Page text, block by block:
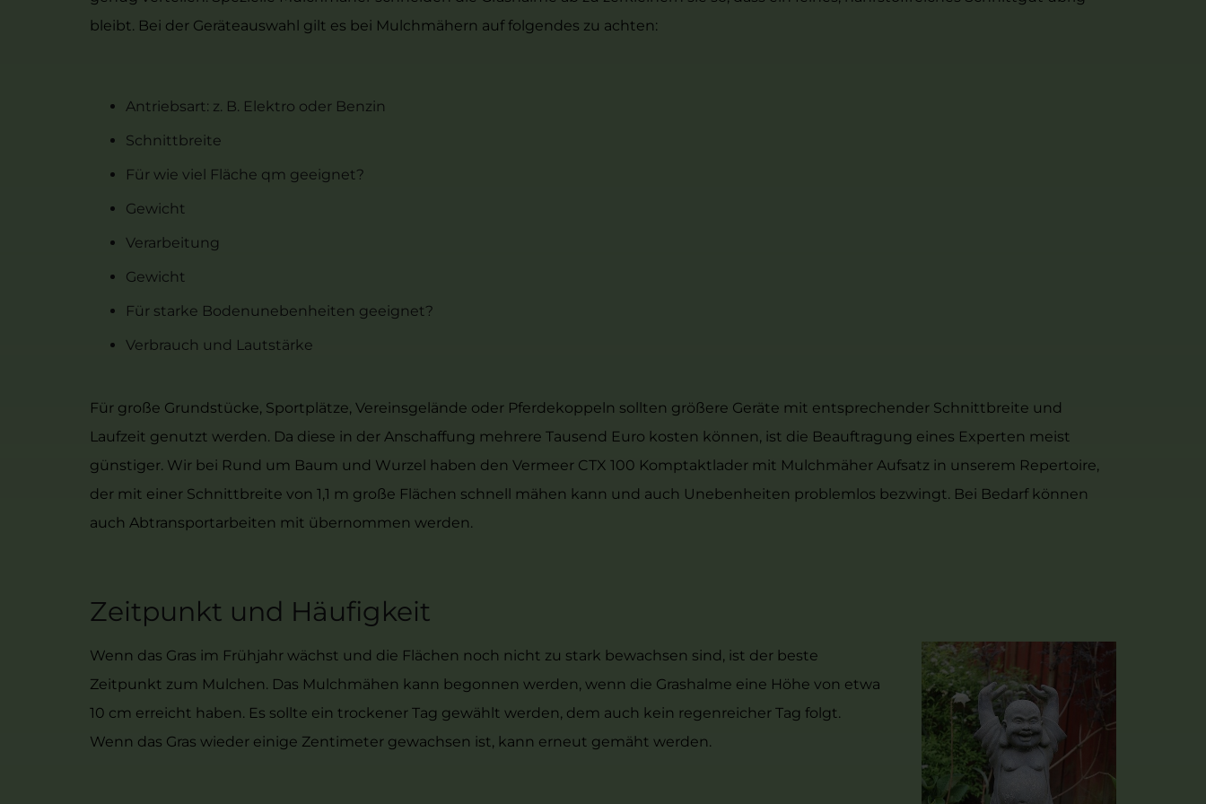
bleibt. Bei der Geräteauswahl gilt es bei Mulchmähern auf folgendes zu achten:
Antriebsart: z. B. Elektro oder Benzin
Schnittbreite
Für wie viel Fläche qm geeignet?
Gewicht
Verarbeitung
Gewicht
Für starke Bodenunebenheiten geeignet?
Verbrauch und Lautstärke
Für große Grundstücke, Sportplätze, Vereinsgelände oder Pferdekoppeln sollten größere Geräte mit entsprechender Schnittbreite und
Laufzeit genutzt werden. Da diese in der Anschaffung mehrere Tausend Euro kosten können, ist die Beauftragung eines Experten meist
günstiger. Wir bei Rund um Baum und Wurzel haben den Vermeer CTX 100 Komptaktlader mit Mulchmäher Aufsatz in unserem Repertoire,
der mit einer Schnittbreite von 1,1 m große Flächen schnell mähen kann und auch Unebenheiten problemlos bezwingt. Bei Bedarf können
auch Abtransportarbeiten mit übernommen werden.
Zeitpunkt und Häufigkeit
Wenn das Gras im Frühjahr wächst und die Flächen noch nicht zu stark bewachsen sind, ist der beste
Zeitpunkt zum Mulchen. Das Mulchmähen kann begonnen werden, wenn die Grashalme eine Höhe von etwa
10 cm erreicht haben. Es sollte ein trockener Tag gewählt werden, dem auch kein regenreicher Tag folgt.
Wenn das Gras wieder einige Zentimeter gewachsen ist, kann erneut gemäht werden.